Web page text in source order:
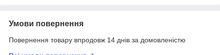
Умови повернення
Повернення товару впродовж 14 днів за домовленістю